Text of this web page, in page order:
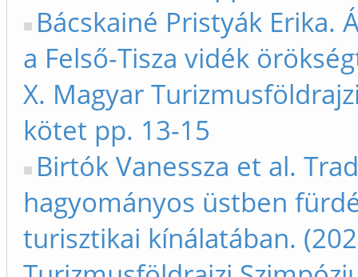
Bácskainé Pristyák
a Felső-Tisza vidék
X. Magyar
kötet pp. 13-15
Birtók Vanessza et al.
hagyományos üstben
turisztikai kínálatában.